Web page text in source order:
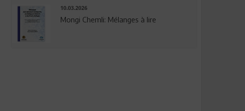
10.03.2026
Mongi Chemli: Mélanges à lire